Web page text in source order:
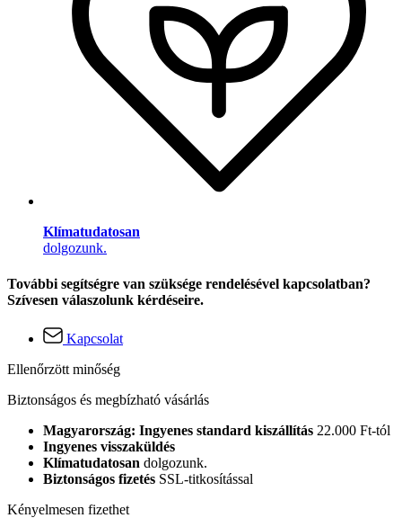
Klímatudatosan
dolgozunk.
További segítségre van szüksége rendelésével kapcsolatban?
Szívesen válaszolunk kérdéseire.
Kapcsolat
Ellenőrzött minőség
Biztonságos és megbízható vásárlás
Magyarország: Ingyenes standard kiszállítás 22.000 Ft-tól
Ingyenes visszaküldés
Klímatudatosan dolgozunk.
Biztonságos fizetés SSL-titkosítással
Kényelmesen fizethet